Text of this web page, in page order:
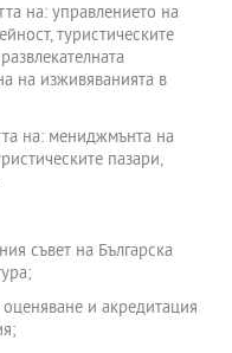
на: управлението на
туристическите
на изживяванията в
на: мениджмънта на
пазари,
съвет на Българска
и акредитация